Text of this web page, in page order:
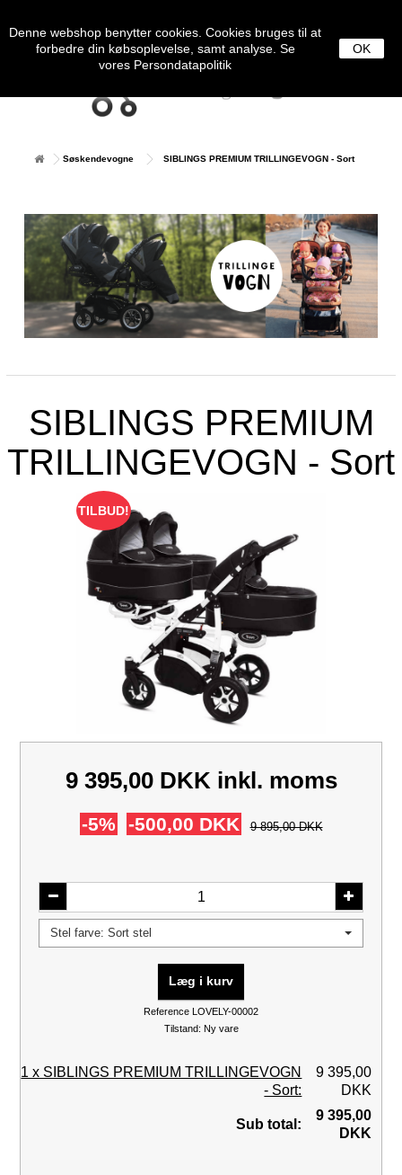
Søskendevogne SIBLINGS PREMIUM TRILLINGEVOGN - Sort
SIBLINGS PREMIUM
TRILLINGEVOGN - Sort
TILBUD!
9 395,00 DKK inkl. moms
-5% -500,00 DKK 9 895,00 DKK
Stel farve: Sort stel
Læg i kurv
Reference LOVELY-00002
Tilstand: Ny vare
1 x SIBLINGS PREMIUM TRILLINGEVOGN
- Sort:
9 395,00
DKK
Sub total:
9 395,00
DKK
Denne webshop benytter cookies. Cookies bruges til at
forbedre din købsoplevelse, samt analyse. Se
vores Persondatapolitik
OK